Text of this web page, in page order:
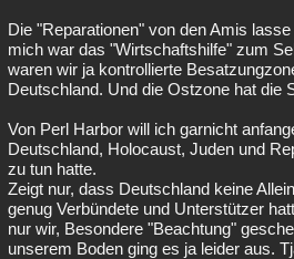
Die "Reparationen" von den Amis
mich war das "Wirtschaftshilfe" zum
waren wir ja kontrollierte
Deutschland. Und die Ostzone hat die
Von Perl Harbor will ich garnicht
Deutschland, Holocaust, Juden und
zu tun hatte.
Zeigt nur, dass Deutschland keine
genug Verbündete und Unterstützer
nur wir, Besondere "Beachtung"
unserem Boden ging es ja leider aus.